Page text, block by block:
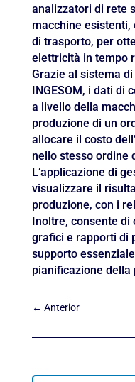
analizzatori di rete
macchine
di trasporto, per
elettricità in tempo
Grazie al sistema
INGESOM, i dati di
a livello della
produzione di un
allocare il costo
nello stesso ordine
L’applicazione di
visualizzare il
produzione, con i
Inoltre, consente
grafici e rapporti di
supporto
pianificazione della
← Anterior